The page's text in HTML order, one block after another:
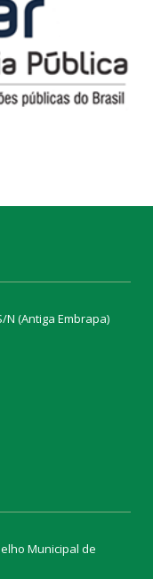
N (Antiga Embrapa)
Municipal de